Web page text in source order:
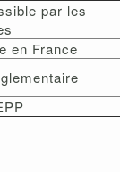
par les
en France